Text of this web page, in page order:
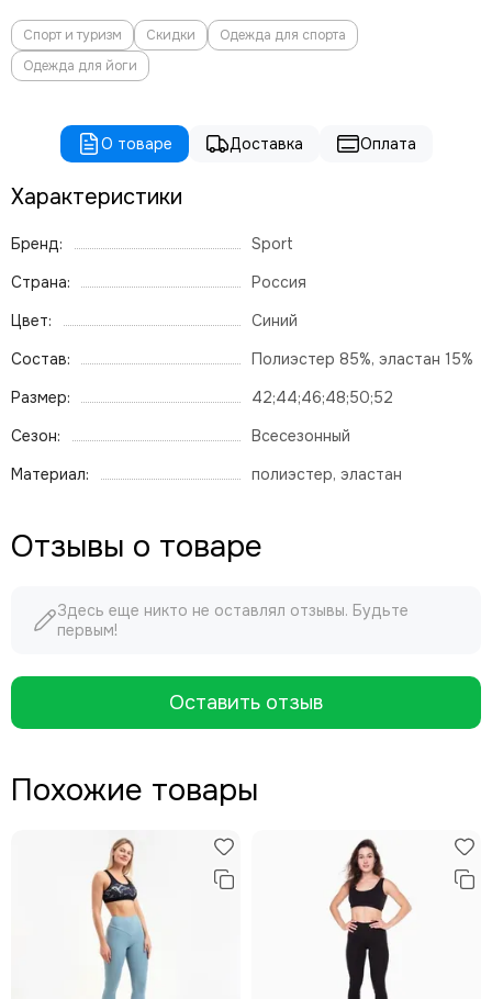
Спорт и туризм Скидки
Одежда для спорта
Одежда для йоги
О товаре Доставка Оплата
Характеристики
Бренд:
Sport
Страна:
Россия
Цвет:
Синий
Состав:
Полиэстер 85%, эластан 15%
Размер:
42;44;46;48;50;52
Сезон:
Всесезонный
Материал:
полиэстер, эластан
Отзывы о товаре
Здесь еще никто не оставлял отзывы. Будьте
первым!
Оставить отзыв
Похожие товары